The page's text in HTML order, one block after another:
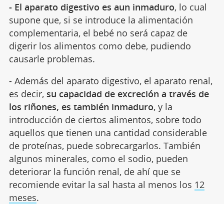
- El aparato digestivo es aun inmaduro, lo cual
supone que, si se introduce la alimentación
complementaria, el bebé no será capaz de
digerir los alimentos como debe, pudiendo
causarle problemas.
- Además del aparato digestivo, el aparato renal,
es decir, su capacidad de excreción a través de
los riñones, es también inmaduro, y la
introducción de ciertos alimentos, sobre todo
aquellos que tienen una cantidad considerable
de proteínas, puede sobrecargarlos. También
algunos minerales, como el sodio, pueden
deteriorar la función renal, de ahí que se
recomiende evitar la sal hasta al menos los 12
meses.